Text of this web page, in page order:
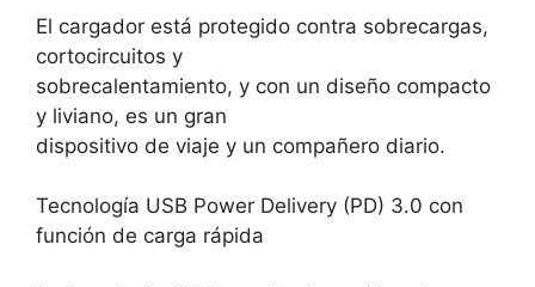
El cargador está protegido contra sobrecargas,
cortocircuitos y
sobrecalentamiento, y con un diseño compacto
y liviano, es un gran
dispositivo de viaje y un compañero diario.
Tecnología USB Power Delivery (PD) 3.0 con
función de carga rápida